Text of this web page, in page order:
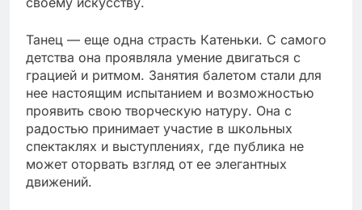
Танец — еще одна страсть Катеньки. С самого
детства она проявляла умение двигаться с
грацией и ритмом. Занятия балетом стали для
нее настоящим испытанием и возможностью
проявить свою творческую натуру. Она с
радостью принимает участие в школьных
спектаклях и выступлениях, где публика не
может оторвать взгляд от ее элегантных
движений.